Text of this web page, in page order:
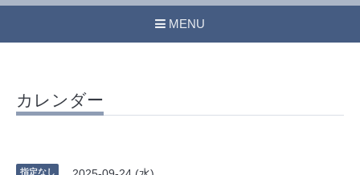
MENU
カレンダー
指定なし